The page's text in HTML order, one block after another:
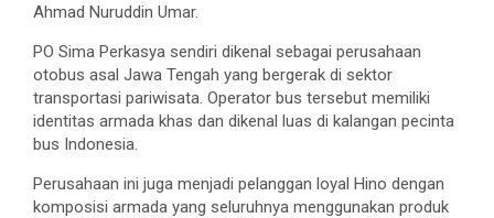
Ahmad Nuruddin Umar.
PO Sima Perkasya sendiri dikenal sebagai perusahaan
otobus asal Jawa Tengah yang bergerak di sektor
transportasi pariwisata. Operator bus tersebut memiliki
identitas armada khas dan dikenal luas di kalangan pecinta
bus Indonesia.
Perusahaan ini juga menjadi pelanggan loyal Hino dengan
komposisi armada yang seluruhnya menggunakan produk